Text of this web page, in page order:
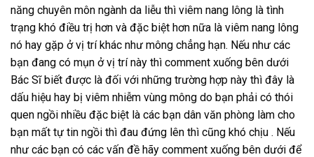
năng chuyên môn ngành da liễu thì viêm nang lông là tình
trạng khó điều trị hơn và đặc biệt hơn nữa là viêm nang lông
nó hay gặp ở vị trí khác như mông chẳng hạn. Nếu như các
bạn đang có mụn ở vị trí này thì comment xuống bên dưới
Bác Sĩ biết được là đối với những trường hợp này thì đây là
dấu hiệu hay bị viêm nhiễm vùng mông do bạn phải có thói
quen ngồi nhiều đặc biệt là các bạn dân văn phòng làm cho
bạn mất tự tin ngồi thì đau đứng lên thì cũng khó chịu . Nếu
như các bạn có các vấn đề hãy comment xuống bên dưới để